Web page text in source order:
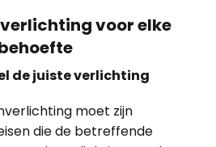
voor elke
de juiste verlichting
moet zijn
die de betreffende